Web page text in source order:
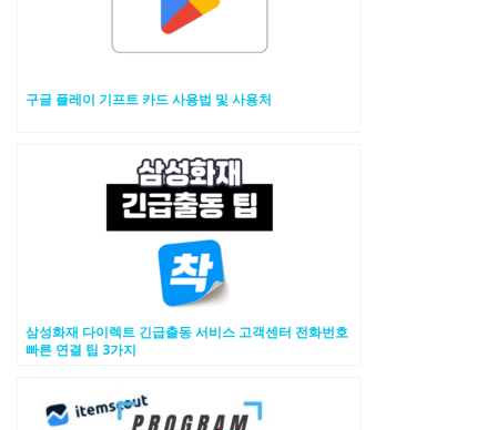
구글 플레이 기프트 카드 사용법 및 사용처
삼성화재 다이렉트 긴급출동 서비스 고객센터 전화번호
빠른 연결 팁 3가지